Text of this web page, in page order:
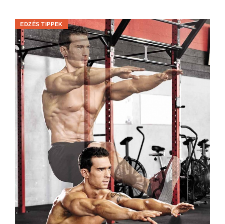
EDZÉS TIPPEK